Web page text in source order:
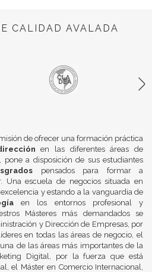
CALIDAD AVALADA
de ofrecer una formación práctica
en las diferentes áreas de
, pone a disposición de sus estudiantes
pensados para formar a
Una escuela de negocios situada en
y estando a la vanguardia de
en los entornos profesional y
Másteres más demandados se
y Dirección de Empresas, por
en todas las áreas de negocio, el
de las áreas más importantes de la
Digital, por la fuerza que está
el Máster en Comercio Internacional,